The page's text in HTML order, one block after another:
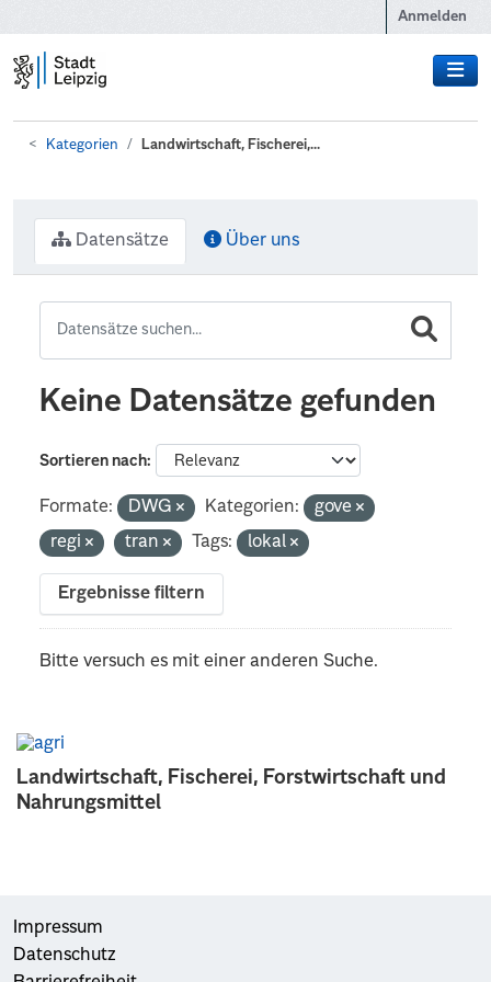
Anmelden
Kategorien Landwirtschaft, Fischerei,...
Landwirtschaft, Fischerei, Forstwirtschaft und
Nahrungsmittel
Datensätze Über uns
Keine Datensätze gefunden
Sortieren nach
Formate: DWG Kategorien:
gove
regi
tran Tags: lokal
Ergebnisse filtern
Bitte versuch es mit einer anderen Suche.
Impressum
Datenschutz